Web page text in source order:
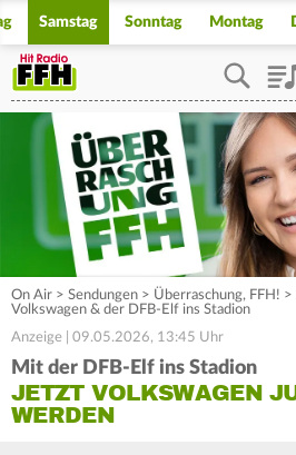
Samstag Sonntag Montag
On Air > Sendungen > Überraschung, FFH! >
Volkswagen & der DFB-Elf ins Stadion
Anzeige | 09.05.2026, 13:45 Uhr
Mit der DFB-Elf ins Stadion
JETZT VOLKSWAGEN
WERDEN